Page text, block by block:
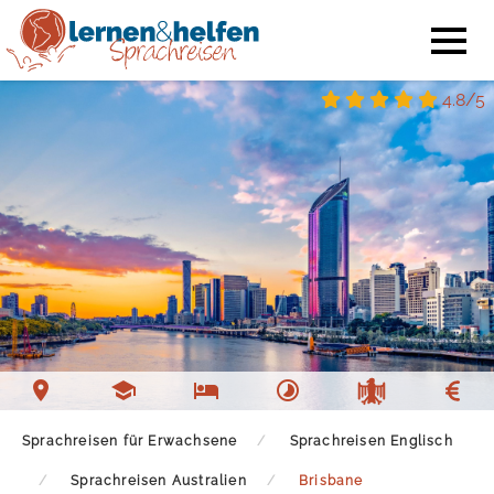
4.8/5
Sprachreisen für Erwachsene Sprachreisen Englisch
Sprachreisen Australien Brisbane
Sprachschule Brisbane
Unterkunft Brisbane
Freizeit Brisbane